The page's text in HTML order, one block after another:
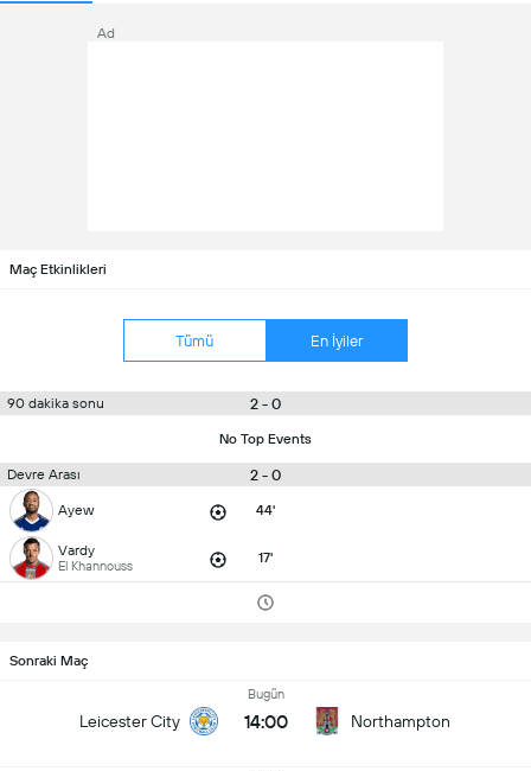
Ad
Maç Etkinlikleri
Tümü En İyiler
90 dakika sonu 2 - 0
No Top Events
Devre Arası 2 - 0
Ayew 44'
Vardy
El Khannouss 17'
Sonraki Maç
Leicester City
Bugün
14:00 Northampton